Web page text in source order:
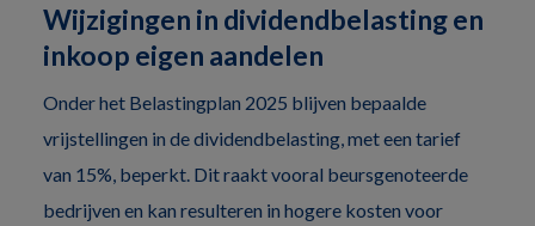
Wijzigingen in dividendbelasting en
inkoop eigen aandelen
Onder het Belastingplan 2025 blijven bepaalde
vrijstellingen in de dividendbelasting, met een tarief
van 15%, beperkt. Dit raakt vooral beursgenoteerde
bedrijven en kan resulteren in hogere kosten voor